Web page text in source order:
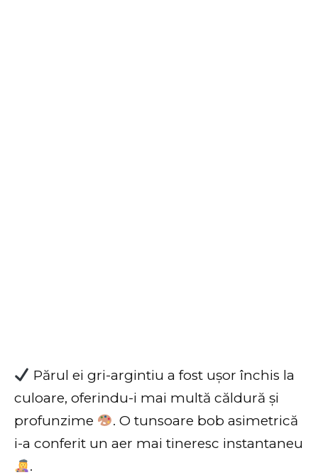
Părul ei gri-argintiu a fost ușor închis la
culoare, oferindu-i mai multă căldură și
profunzime
. O tunsoare bob asimetrică
i-a conferit un aer mai tineresc instantaneu
.